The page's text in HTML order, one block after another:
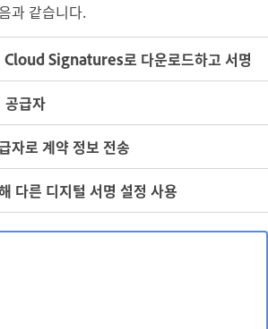
과 같습니다.
Signatures로 다운로드하고 서명
공급자
자로 계약 정보 전송
다른 디지털 서명 설정 사용